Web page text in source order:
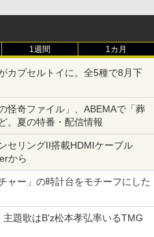
1週間 1カ月
カプセルトイに。全5種で8月下
怪奇ファイル」、ABEMAで「葬
。夏の特番・配信情報
セリングII搭載HDMIケーブル
から
ャー」の時計台をモチーフにした
題歌はB'z松本孝弘率いるTMG